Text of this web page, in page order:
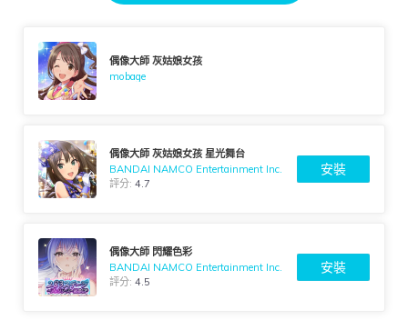
偶像大師 灰姑娘女孩
mobage
偶像大師 灰姑娘女孩 星光舞台
BANDAI NAMCO Entertainment Inc.
評分:4.7
安裝
偶像大師 閃耀色彩
BANDAI NAMCO Entertainment Inc.
評分:4.5
安裝